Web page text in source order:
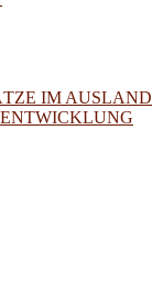
IM AUSLAND